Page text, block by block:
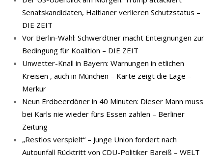
Senatskandidaten, Haitianer verlieren Schutzstatus –
DIE ZEIT
Vor Berlin-Wahl: Schwerdtner macht Enteignungen zur
Bedingung für Koalition – DIE ZEIT
Unwetter-Knall in Bayern: Warnungen in etlichen
Kreisen , auch in München – Karte zeigt die Lage –
Merkur
Neun Erdbeerdöner in 40 Minuten: Dieser Mann muss
bei Karls nie wieder fürs Essen zahlen – Berliner
Zeitung
„Restlos verspielt“ – Junge Union fordert nach
Autounfall Rücktritt von CDU-Politiker Bareiß – WELT